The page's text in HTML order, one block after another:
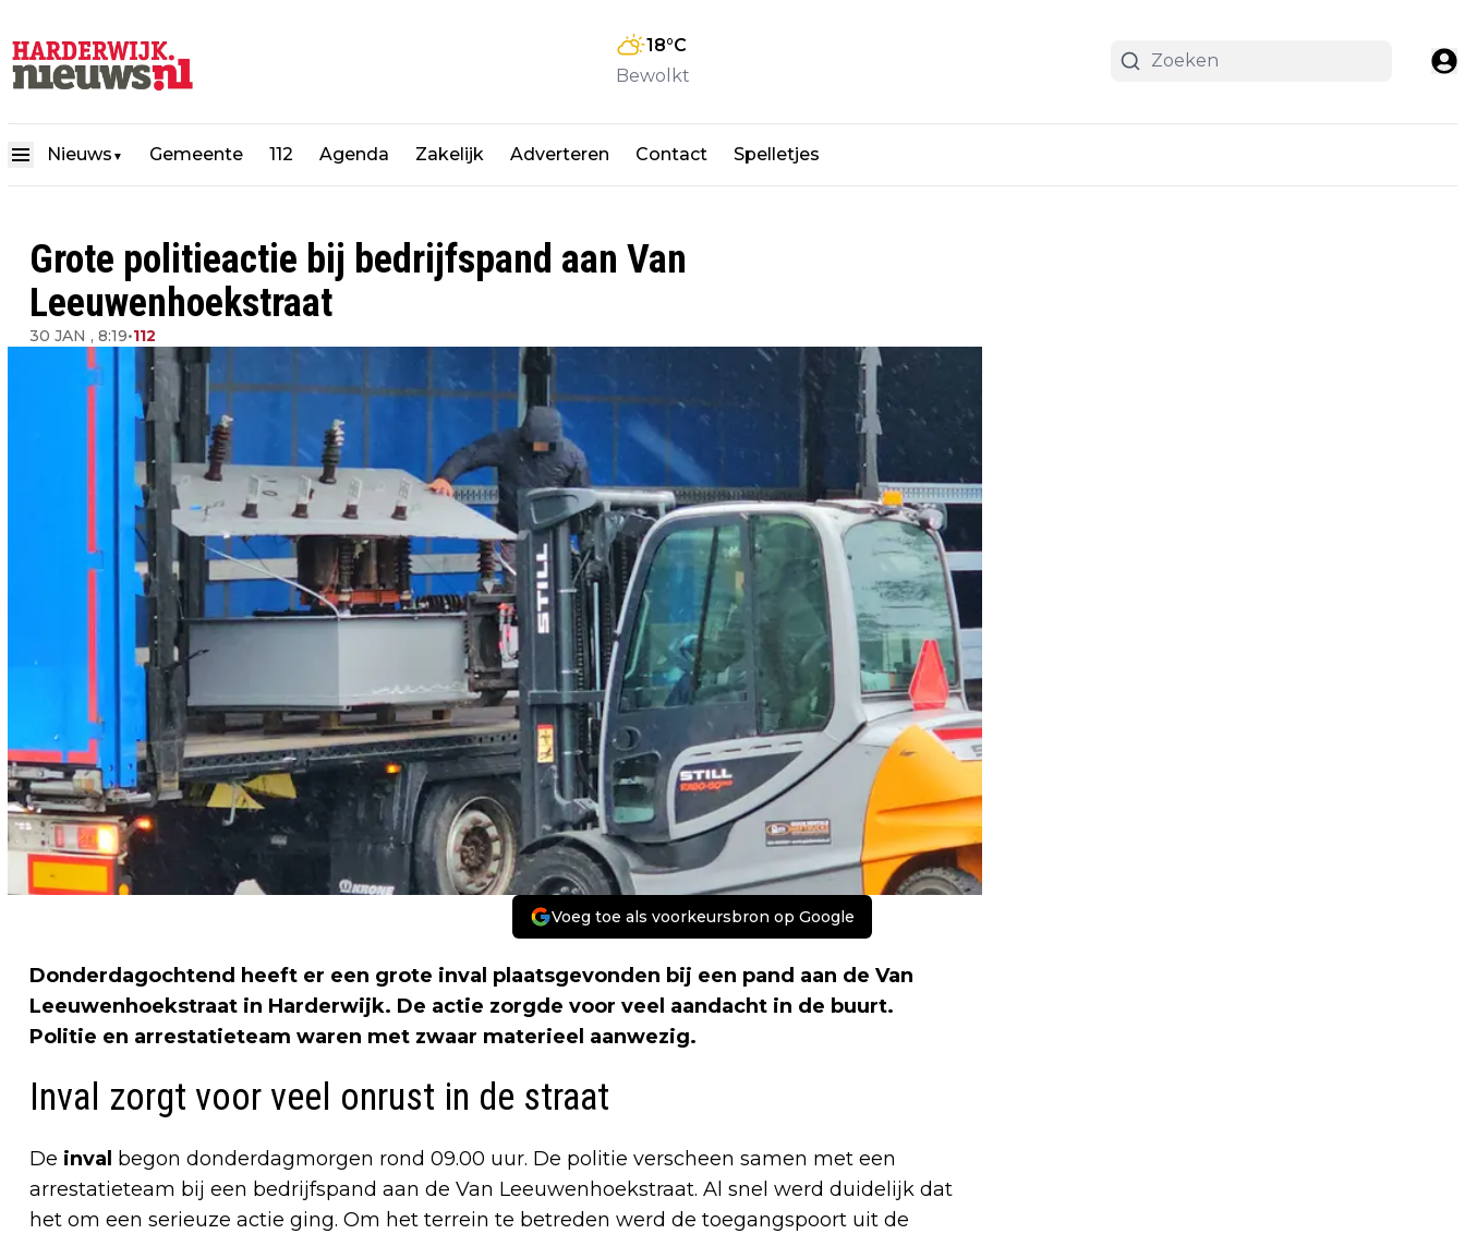
18°C
Bewolkt
Nieuws ▼ Gemeente 112 Agenda Zakelijk Adverteren Contact Spelletjes
Grote politieactie bij bedrijfspand aan Van
Leeuwenhoekstraat
30 JAN , 8:19•112
Voeg toe als voorkeursbron op Google
Donderdagochtend heeft er een grote inval plaatsgevonden bij een pand aan de Van
Leeuwenhoekstraat in Harderwijk. De actie zorgde voor veel aandacht in de buurt.
Politie en arrestatieteam waren met zwaar materieel aanwezig.
Inval zorgt voor veel onrust in de straat
De inval begon donderdagmorgen rond 09.00 uur. De politie verscheen samen met een
arrestatieteam bij een bedrijfspand aan de Van Leeuwenhoekstraat. Al snel werd duidelijk dat
het om een serieuze actie ging. Om het terrein te betreden werd de toegangspoort uit de